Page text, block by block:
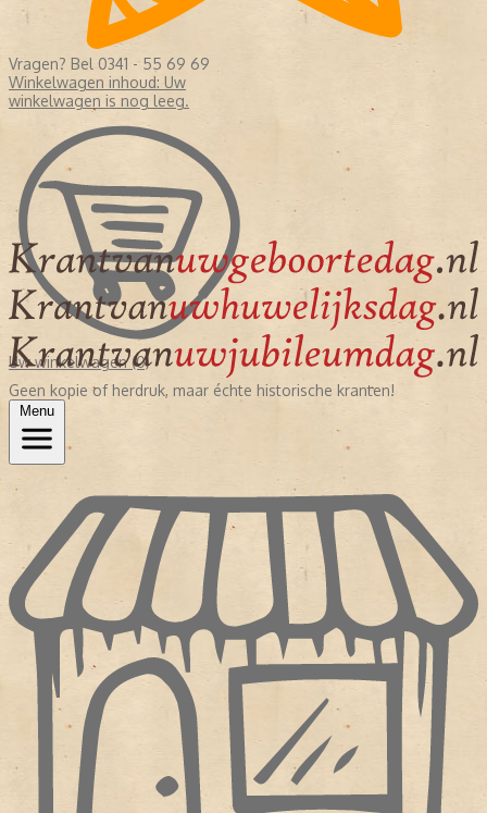
Vragen? Bel 0341 - 55 69 69
Winkelwagen inhoud: Uw
winkelwagen is nog leeg.
Uw winkelwagen (0)
Geen kopie of herdruk, maar échte historische kranten!
Menu